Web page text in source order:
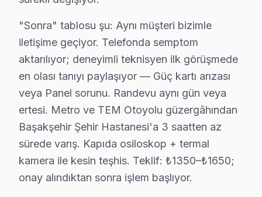
» Başakşehir'de tüm Sunny model ve serilerinde VA
Başakşehir × Sunny: Yerel İçerik ve Deneyim
Başakşehir coğrafyasını Sunny servis
Başak Konutları ikinci kritik referans: yeni yerleşim
Kayaşehir ise ilçenin "değişim bölgesi": kentsel
Başakşehir'de Sunny servisimizle tanışmadan önce
"Sonra" tablosu şu: Aynı müşteri bizimle iletişime
Başak Konutları mahallesindeki başka bir müşteri
Başakşehir'de bu marka servis tercihinde güven,
İkinci taahhüt — Garanti kapsamı: İşçilik 6 ay, orijinal
"Sonra" tablosu şu: Aynı müşteri bizimle
iletişime geçiyor. Telefonda semptom
aktarılıyor; deneyimli teknisyen ilk görüşmede
en olası tanıyı paylaşıyor — Güç kartı arızası
veya Panel sorunu. Randevu aynı gün veya
ertesi. Metro ve TEM Otoyolu güzergâhından
Başakşehir Şehir Hastanesi'a 3 saatten az
sürede varış. Kapıda osiloskop + termal
kamera ile kesin teşhis. Teklif: ₺1350–₺1650;
onay alındıktan sonra işlem başlıyor.